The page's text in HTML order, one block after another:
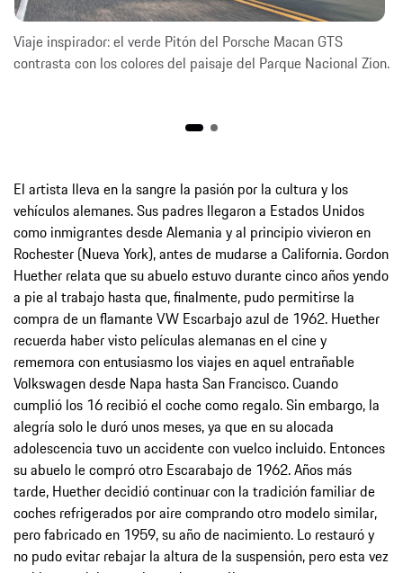
Viaje inspirador: el verde Pitón del Porsche Macan GTS
contrasta con los colores del paisaje del Parque Nacional Zion.
El artista lleva en la sangre la pasión por la cultura y los
vehículos alemanes. Sus padres llegaron a Estados Unidos
como inmigrantes desde Alemania y al principio vivieron en
Rochester (Nueva York), antes de mudarse a California. Gordon
Huether relata que su abuelo estuvo durante cinco años yendo
a pie al trabajo hasta que, finalmente, pudo permitirse la
compra de un flamante VW Escarbajo azul de 1962. Huether
recuerda haber visto películas alemanas en el cine y
rememora con entusiasmo los viajes en aquel entrañable
Volkswagen desde Napa hasta San Francisco. Cuando
cumplió los 16 recibió el coche como regalo. Sin embargo, la
alegría solo le duró unos meses, ya que en su alocada
adolescencia tuvo un accidente con vuelco incluido. Entonces
su abuelo le compró otro Escarabajo de 1962. Años más
tarde, Huether decidió continuar con la tradición familiar de
coches refrigerados por aire comprando otro modelo similar,
pero fabricado en 1959, su año de nacimiento. Lo restauró y
no pudo evitar rebajar la altura de la suspensión, pero esta vez